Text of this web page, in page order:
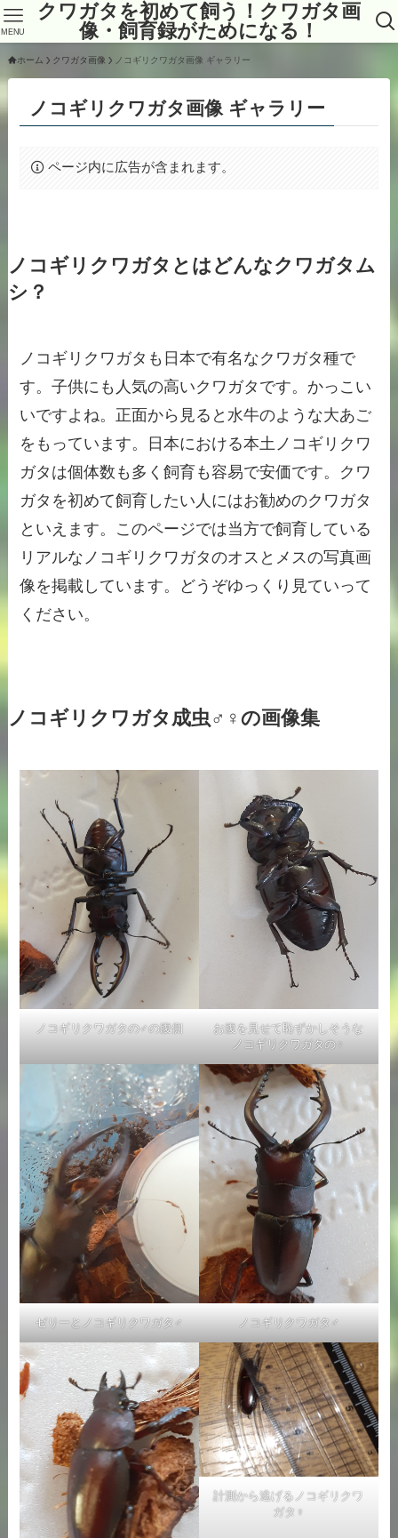
クワガタを初めて飼う！クワガタ画
像・飼育録がためになる！
MENU
ホーム クワガタ画像 ノコギリクワガタ画像 ギャラリー
ノコギリクワガタ画像 ギャラリー
ページ内に広告が含まれます。
ノコギリクワガタとはどんなクワガタム
シ？
ノコギリクワガタも日本で有名なクワガタ種で
す。子供にも人気の高いクワガタです。かっこい
いですよね。正面から見ると水牛のような大あご
をもっています。日本における本土ノコギリクワ
ガタは個体数も多く飼育も容易で安価です。クワ
ガタを初めて飼育したい人にはお勧めのクワガタ
といえます。このページでは当方で飼育している
リアルなノコギリクワガタのオスとメスの写真画
像を掲載しています。どうぞゆっくり見ていって
ください。
ノコギリクワガタ成虫♂♀の画像集
ノコギリクワガタの♂の腹側
お腹を見せて恥ずかしそうな
ノコギリクワガタの♀
ゼリーとノコギリクワガタ♂ ノコギリクワガタ♂
計測から逃げるノコギリクワ
ガタ♀